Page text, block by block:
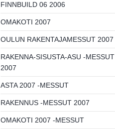
FINNBUILD 06 2006
OMAKOTI 2007
OULUN RAKENTAJAMESSUT 2007
RAKENNA-SISUSTA-ASU -MESSUT
2007
ASTA 2007 -MESSUT
RAKENNUS -MESSUT 2007
OMAKOTI 2007 -MESSUT